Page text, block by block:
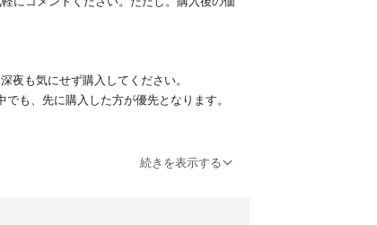
夜も気にせず購入してください。
も、先に購入した方が優先となります。
購入したものが中心となります。汚れ等は認
続きを表示する